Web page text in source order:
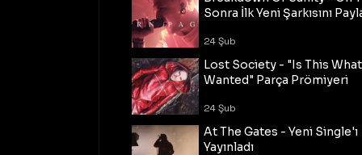
Sonra İlk Yeni Şarkısını
24 Şub
Lost Society - "Is This
Wanted" Parça Prömiyeri
24 Şub
At The Gates - Yeni Single'ı
Yayınladı